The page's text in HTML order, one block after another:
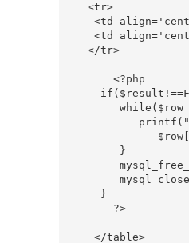
  <tr>
<td
<td
  </tr>
      <?php
while($row
       }
    }
      ?>
   </table>